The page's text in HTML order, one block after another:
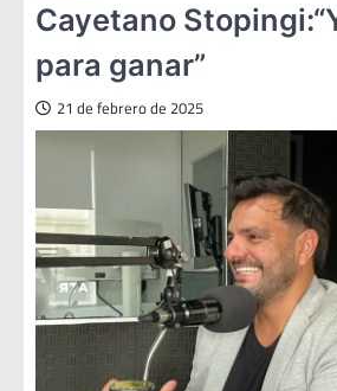
Cayetano
para ganar”
21 de febrero de 2025